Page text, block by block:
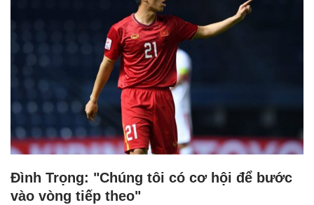
Đình Trọng: "Chúng tôi có cơ hội để bước
vào vòng tiếp theo"